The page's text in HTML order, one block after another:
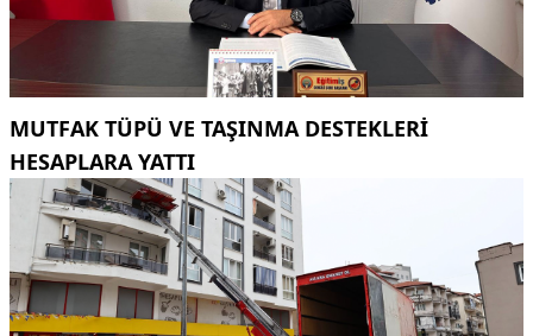
MUTFAK TÜPÜ VE TAŞINMA DESTEKLERI
HESAPLARA YATTI